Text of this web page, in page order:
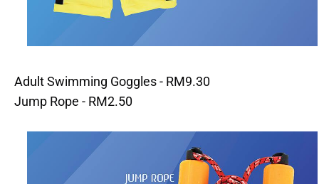
Adult Swimming Goggles - RM9.30
Jump Rope - RM2.50